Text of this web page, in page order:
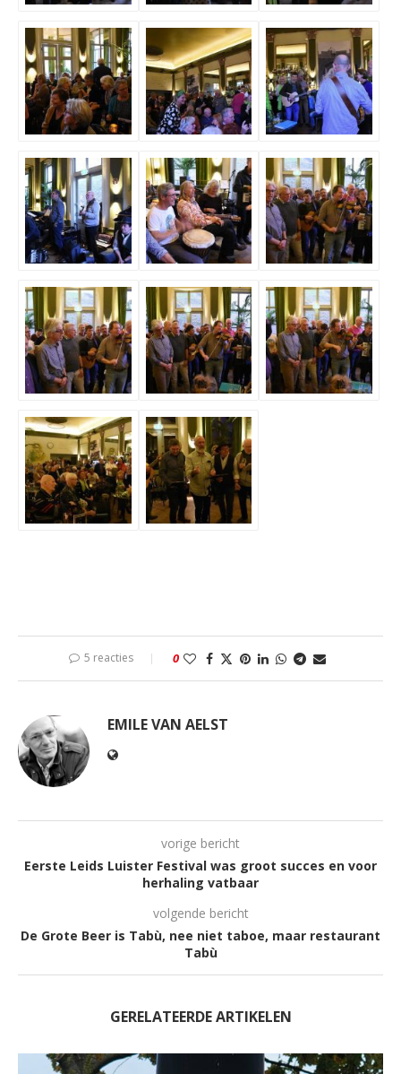
5 reacties 0
EMILE VAN AELST
vorige bericht
Eerste Leids Luister Festival was groot succes en voor
herhaling vatbaar
volgende bericht
De Grote Beer is Tabù, nee niet taboe, maar restaurant
Tabù
GERELATEERDE ARTIKELEN